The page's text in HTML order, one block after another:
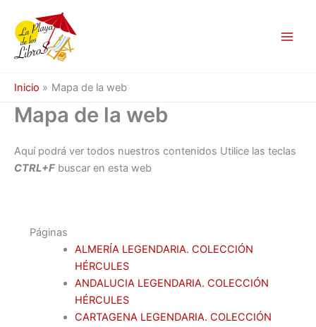
contenido
Inicio Mapa de la web
Mapa de la web
Aquí podrá ver todos nuestros contenidos Utilice las teclas
CTRL+F buscar en esta web
Páginas
ALMERÍA LEGENDARIA. COLECCIÓN
HÉRCULES
ANDALUCIA LEGENDARIA. COLECCIÓN
HÉRCULES
CARTAGENA LEGENDARIA. COLECCIÓN